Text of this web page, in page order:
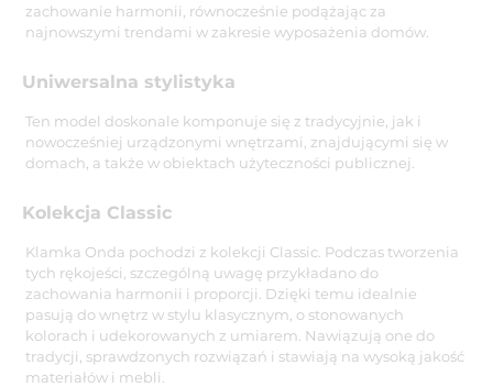
zachowanie harmonii, równocześnie podążając za
najnowszymi trendami w zakresie wyposażenia domów.
Uniwersalna stylistyka
Ten model doskonale komponuje się z tradycyjnie, jak i
nowocześniej urządzonymi wnętrzami, znajdującymi się w
domach, a także w obiektach użyteczności publicznej.
Kolekcja Classic
Klamka Onda pochodzi z kolekcji Classic. Podczas tworzenia
tych rękojeści, szczególną uwagę przykładano do
zachowania harmonii i proporcji. Dzięki temu idealnie
pasują do wnętrz w stylu klasycznym, o stonowanych
kolorach i udekorowanych z umiarem. Nawiązują one do
tradycji, sprawdzonych rozwiązań i stawiają na wysoką jakość
materiałów i mebli.